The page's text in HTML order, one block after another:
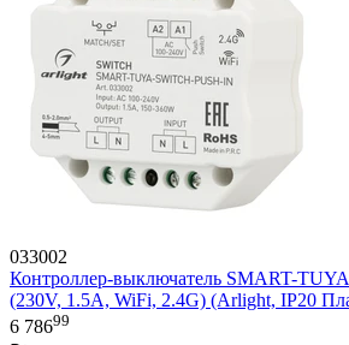
033002
Контроллер-выключатель SMART-
(230V, 1.5A, WiFi, 2.4G) (Arlight, IP20
6 78699